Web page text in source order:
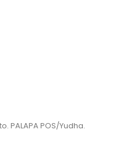
PALAPA POS/Yudha.